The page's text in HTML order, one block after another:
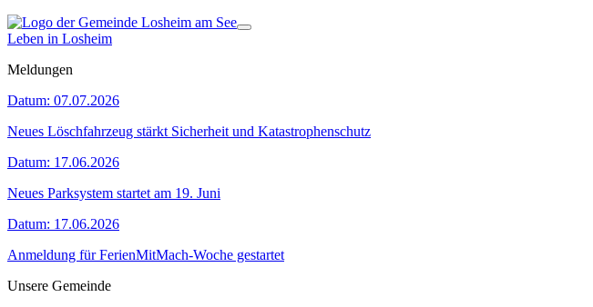
Leben in Losheim
Meldungen
Datum: 07.07.2026
Neues Löschfahrzeug stärkt Sicherheit und Katastrophenschutz
Datum: 17.06.2026
Neues Parksystem startet am 19. Juni
Datum: 17.06.2026
Anmeldung für FerienMitMach-Woche gestartet
Unsere Gemeinde